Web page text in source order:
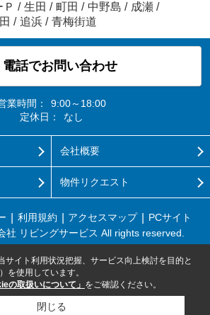
/ 生田 / 町田 / 中野島 / 成瀬 /
/ 追浜 / 青梅街道
電話でお問い合わせ
業時間：
9:00～18:00
定休日：
なし
会社概要
物件リクエスト
利用規約 アクセスマップ
PCサイト
社 リビングサービス All rights reserved.
サイト利用状況把握、サービス向上検討を目的と
を使用しています。
の取扱いについて」 をご確認ください。
閉じる